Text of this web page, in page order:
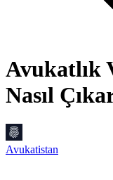
Avukatlık
Nasıl
Avukatistan